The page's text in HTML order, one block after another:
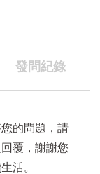
發問紀錄
的問題，請
覆，謝謝您
活。